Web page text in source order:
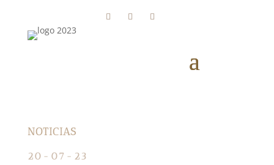
NOTICIAS
20-07-23